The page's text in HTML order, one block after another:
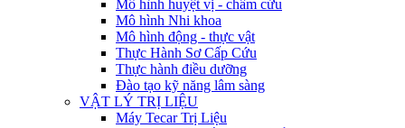
Mô hình huyệt vị - châm cứu
Mô hình Nhi khoa
Mô hình động - thực vật
Thực Hành Sơ Cấp Cứu
Thực hành điều dưỡng
Đào tạo kỹ năng lâm sàng
VẬT LÝ TRỊ LIỆU
Máy Tecar Trị Liệu